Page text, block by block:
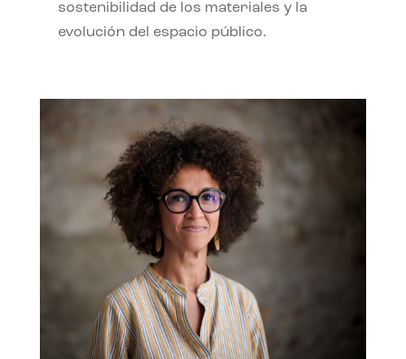
sostenibilidad de los materiales y la
evolución del espacio público.